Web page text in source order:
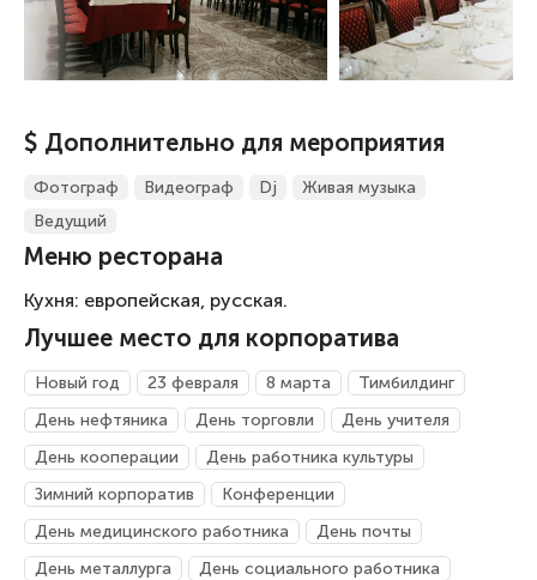
$ Дополнительно для мероприятия
Фотограф Видеограф Dj
Живая музыка
Ведущий
Меню ресторана
Кухня: европейская, русская.
Лучшее место для корпоратива
Новый год 23 февраля 8 марта
Тимбилдинг
День нефтяника
День торговли
День учителя
День кооперации
День работника культуры
Зимний корпоратив
Конференции
День медицинского работника
День почты
День металлурга
День социального работника